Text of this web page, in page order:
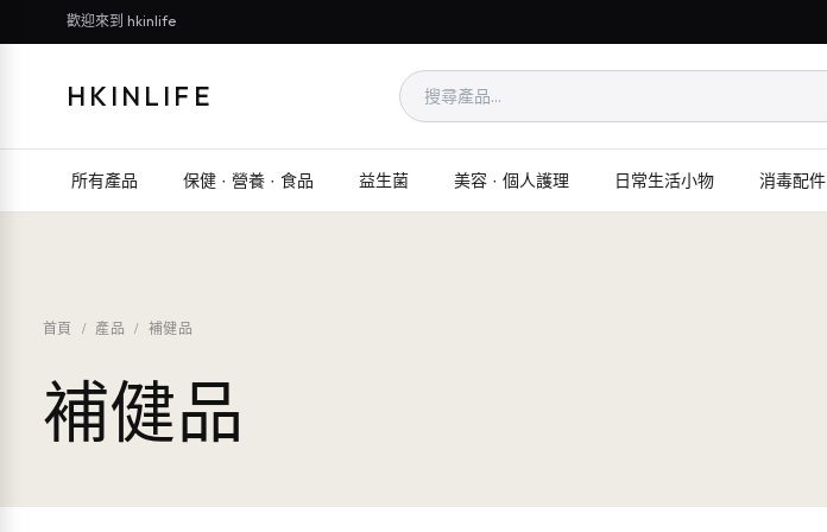
歡迎來到 hkinlife
HKINLIFE
所有產品 保健 · 營養 · 食品 益生菌 美容 · 個人護理 日常生活小物 消毒配件
首頁 / 產品 / 補健品
補健品